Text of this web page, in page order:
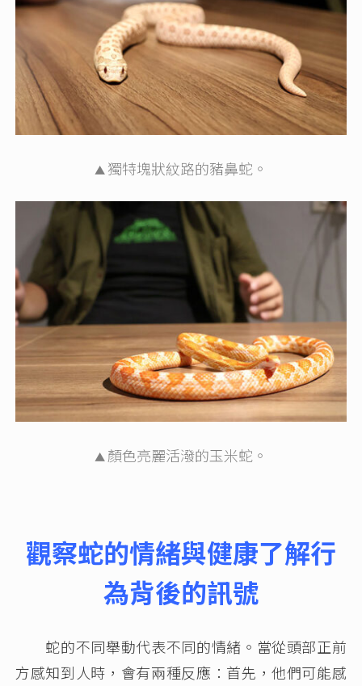
▲ 獨特塊狀紋路的豬鼻蛇。
▲ 顏色亮麗活潑的玉米蛇。
觀察蛇的情緒與健康了解行
為背後的訊號
蛇的不同舉動代表不同的情緒。當從頭部正前
方感知到人時，會有兩種反應：首先，他們可能感